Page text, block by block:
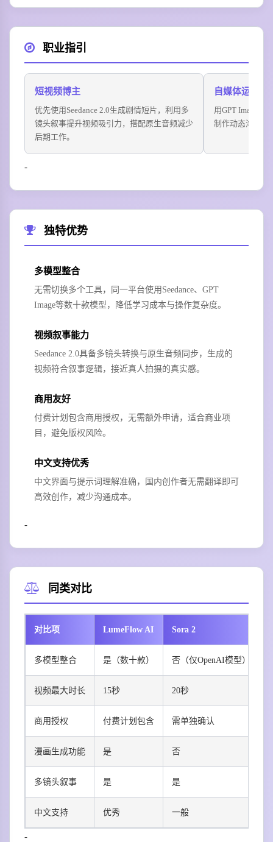
职业指引
短视频博主
优先使用Seedance 2.0生成剧情短片，利用多
镜头叙事提升视频吸引力，搭配原生音频减少
后期工作。
自媒体运营
用GPT Image
制作动态海报，
-
独特优势
多模型整合
无需切换多个工具，同一平台使用Seedance、GPT
Image等数十款模型，降低学习成本与操作复杂度。
视频叙事能力
Seedance 2.0具备多镜头转换与原生音频同步，生成的
视频符合叙事逻辑，接近真人拍摄的真实感。
商用友好
付费计划包含商用授权，无需额外申请，适合商业项
目，避免版权风险。
中文支持优秀
中文界面与提示词理解准确，国内创作者无需翻译即可
高效创作，减少沟通成本。
-
同类对比
对比项 LumeFlow AI Sora 2
多模型整合 是（数十款） 否（仅OpenAI模型）
视频最大时长 15秒 20秒
商用授权 付费计划包含 需单独确认
漫画生成功能 是 否
多镜头叙事 是 是
中文支持 优秀 一般
-